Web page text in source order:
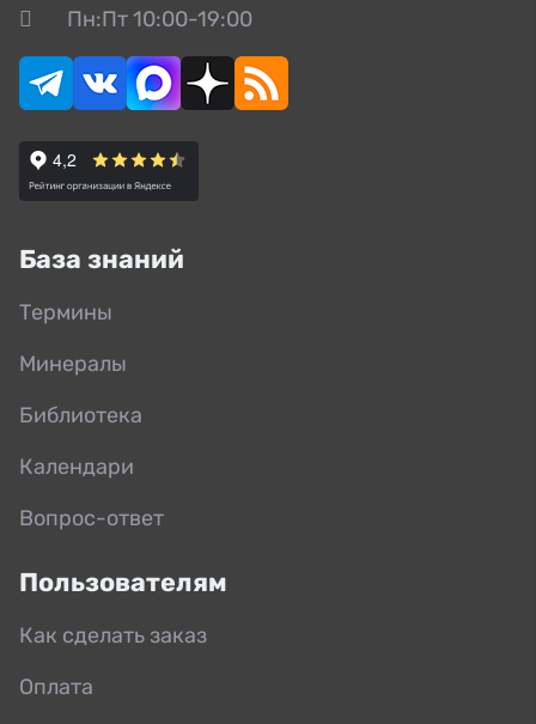
Пн:Пт 10:00-19:00
База знаний
Термины
Минералы
Библиотека
Календари
Вопрос-ответ
Пользователям
Как сделать заказ
Оплата